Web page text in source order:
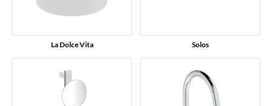
La Dolce Vita Solos